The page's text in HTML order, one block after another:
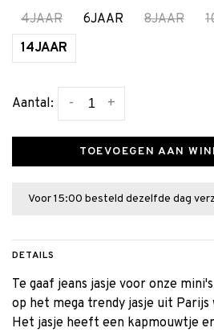
4JAAR 6JAAR 8JAAR
14JAAR
Aantal: +
-
TOEVOEGEN AAN
Voor 15:00 besteld dezelfde dag
DETAILS
Te gaaf jeans jasje voor onze
op het mega trendy jasje uit Parijs
Het jasje heeft een kapmouwtje